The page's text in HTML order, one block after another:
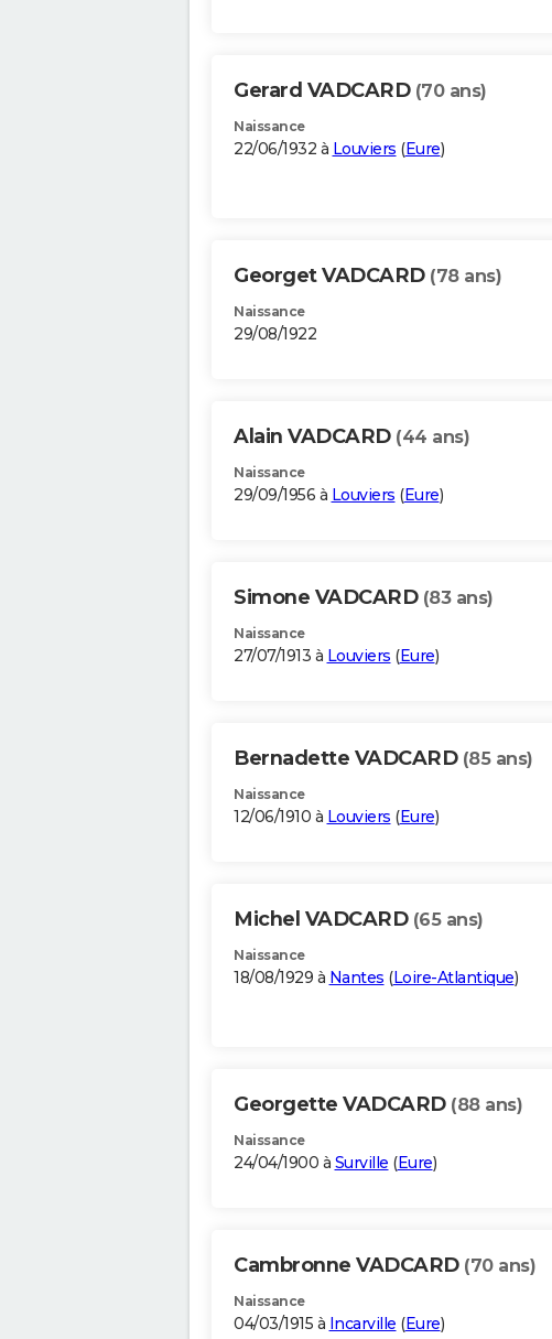
Gerard VADCARD (70 ans)
Naissance
22/06/1932 à Louviers (Eure)
Georget VADCARD (78 ans)
Naissance
29/08/1922
Alain VADCARD (44 ans)
Naissance
29/09/1956 à Louviers (Eure)
Simone VADCARD (83 ans)
Naissance
27/07/1913 à Louviers (Eure)
Bernadette VADCARD (85 ans)
Naissance
12/06/1910 à Louviers (Eure)
Michel VADCARD (65 ans)
Naissance
18/08/1929 à Nantes (Loire-Atlantique)
Georgette VADCARD (88 ans)
Naissance
24/04/1900 à Surville (Eure)
Cambronne VADCARD (70 ans)
Naissance
04/03/1915 à Incarville (Eure)